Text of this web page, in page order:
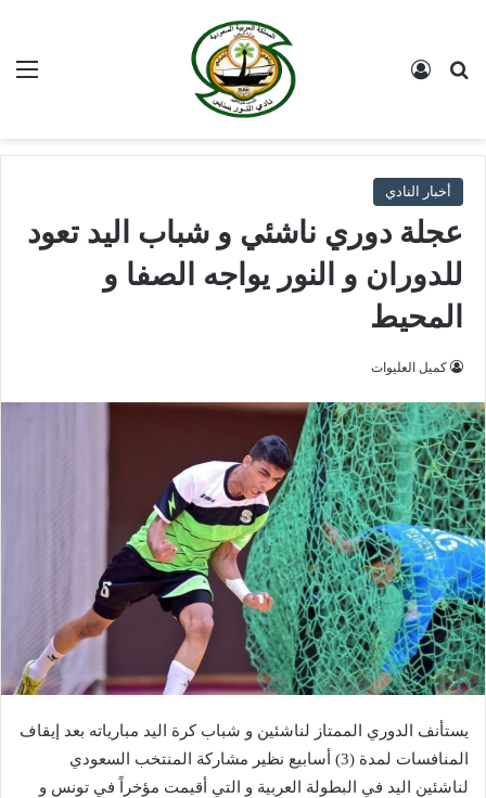
بحث عن
أخبار النادي
عجلة دوري ناشئي و شباب اليد تعود
للدوران و النور يواجه الصفا و
المحيط
كميل العليوات
يستأنف الدوري الممتاز لناشئين و شباب كرة اليد مبارياته بعد إيقاف
المنافسات لمدة (3) أسابيع نظير مشاركة المنتخب السعودي
لناشئين اليد في البطولة العربية و التي أقيمت مؤخراً في تونس و